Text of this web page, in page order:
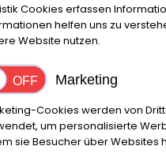
Cookies erfassen
helfen uns zu
Website nutzen.
Marketing
Cookies werden von
um personalisierte
sie Besucher über Websites